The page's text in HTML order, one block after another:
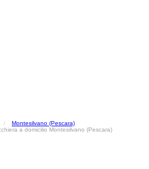
Montesilvano (Pescara)
a domicilio Montesilvano (Pescara)